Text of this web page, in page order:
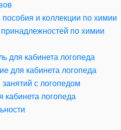
и коллекции по химии
по химии
для кабинета логопеда
для кабинета логопеда
с логопедом
кабинета логопеда